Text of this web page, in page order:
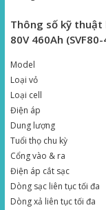
Thông số kỹ thuật
80V 460Ah
Model
Loại vỏ
Loại cell
Điện áp
Dung lượng
Tuổi thọ chu kỳ
Cổng vào & ra
Điện áp cắt sạc
Dòng sạc liên tục tối đa
Dòng xả liên tục tối đa